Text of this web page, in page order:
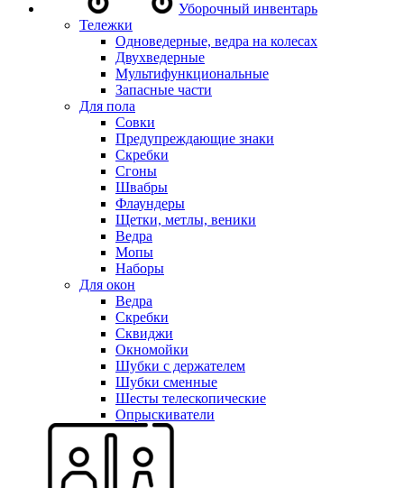
Уборочный инвентарь
Тележки
Одноведерные, ведра на колесах
Двухведерные
Мультифункциональные
Запасные части
Для пола
Совки
Предупреждающие знаки
Скребки
Сгоны
Швабры
Флаундеры
Щетки, метлы, веники
Ведра
Мопы
Наборы
Для окон
Ведра
Скребки
Сквиджи
Окномойки
Шубки с держателем
Шубки сменные
Шесты телескопические
Опрыскиватели